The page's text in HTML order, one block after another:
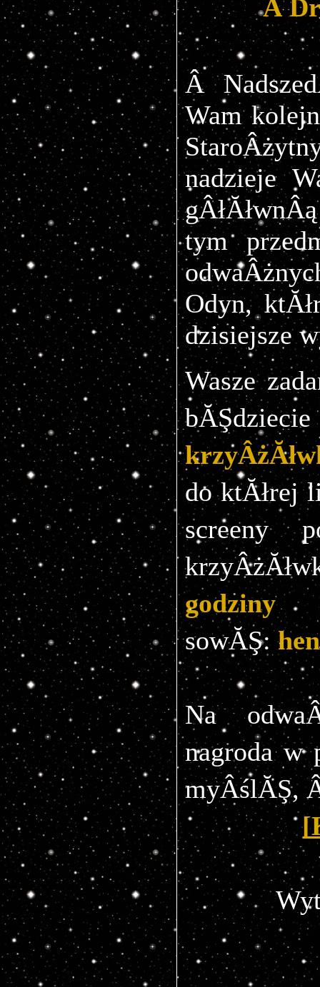
Â
Â
Wam
nadzieje
tym
Odyn,
dzisiejsze
Wasze
do ktĂłrej
screeny
sowĂŞ:
Na
nagroda w
myÂślĂŞ,